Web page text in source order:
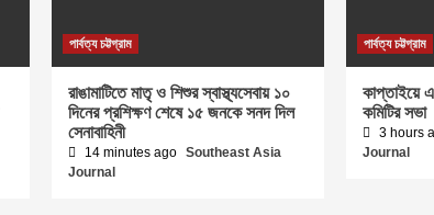
পার্বত্য চট্টগ্রাম
রাঙামাটিতে মাতৃ ও শিশুর স্বাস্থ্যসেবায় ১০
দিনের প্রশিক্ষণ শেষে ১৫ জনকে সনদ দিল
সেনাবাহিনী
14 minutes ago Southeast Asia
Journal
পার্বত্য চট্টগ্রাম
কাপ্তাইয়ে
কমিটির সভা
3 hours
Journal